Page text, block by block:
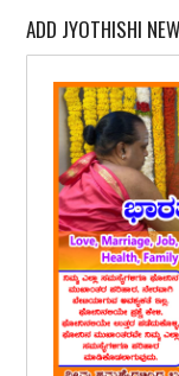
ADD JYOTHISHI